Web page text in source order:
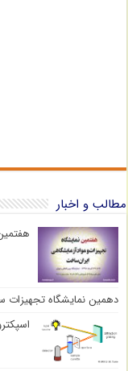
مطالب و اخبار
دهمین نمایشگاه تجهیزات